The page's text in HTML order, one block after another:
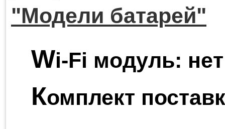
"Модели батарей"
Wi-Fi модуль: нет
Комплект